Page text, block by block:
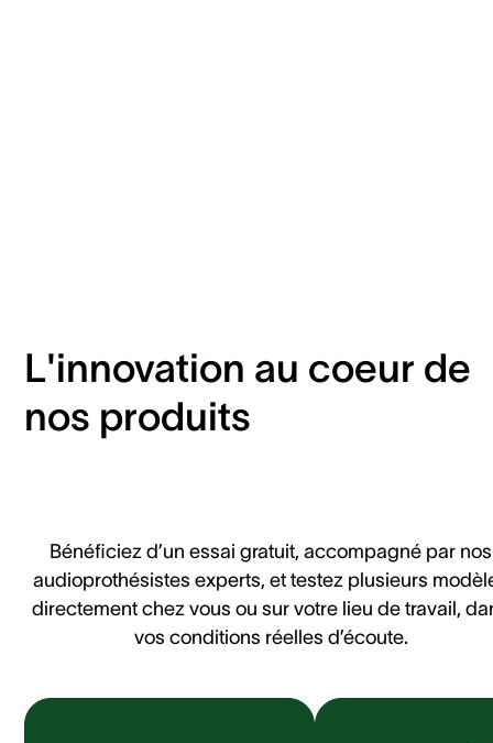
L'innovation au coeur de
nos produits
Bénéficiez d’un essai gratuit, accompagné par nos
audioprothésistes experts, et testez plusieurs
directement chez vous ou sur votre lieu de travail,
vos conditions réelles d’écoute.